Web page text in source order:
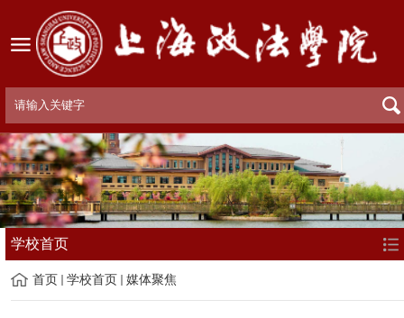
学校首页
首页 学校首页 媒体聚焦